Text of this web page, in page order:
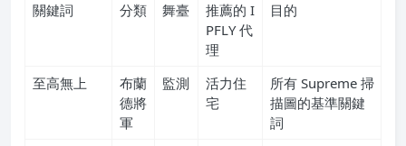
關鍵詞 分類 舞臺
推薦的 I
PFLY 代
理
目的
至高無上
布蘭
德將
軍
監測
活力住
宅
所有 Supreme 掃
描圖的基準關鍵
詞